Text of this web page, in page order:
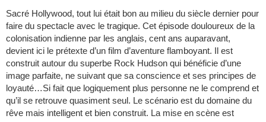
Sacré Hollywood, tout lui était bon au milieu du siècle dernier pour
faire du spectacle avec le tragique. Cet épisode douloureux de la
colonisation indienne par les anglais, cent ans auparavant,
devient ici le prétexte d’un film d’aventure flamboyant. Il est
construit autour du superbe Rock Hudson qui bénéficie d’une
image parfaite, ne suivant que sa conscience et ses principes de
loyauté…Si fait que logiquement plus personne ne le comprend et
qu’il se retrouve quasiment seul. Le scénario est du domaine du
rêve mais intelligent et bien construit. La mise en scène est